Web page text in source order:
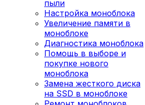
пыли
Настройка моноблока
Увеличение памяти в
моноблоке
Диагностика моноблока
Помощь в выборе и
покупке нового
моноблока
Замена жесткого диска
на SSD в моноблоке